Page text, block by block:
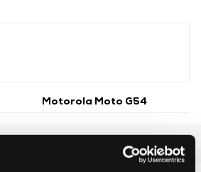
Motorola Moto G54